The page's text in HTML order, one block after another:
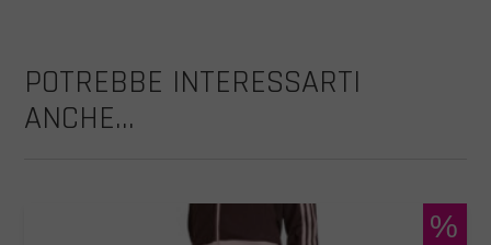
POTREBBE INTERESSARTI
ANCHE...
%